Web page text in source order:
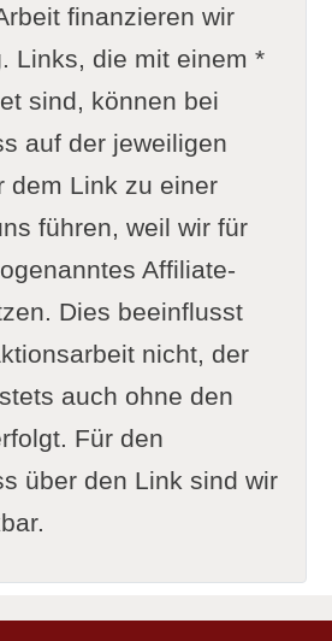
finanzieren wir
Links, die mit einem *
sind, können bei
auf der jeweiligen
dem Link zu einer
führen, weil wir für
Affiliate-
Dies beeinflusst
nicht, der
auch ohne den
Für den
über den Link sind wir